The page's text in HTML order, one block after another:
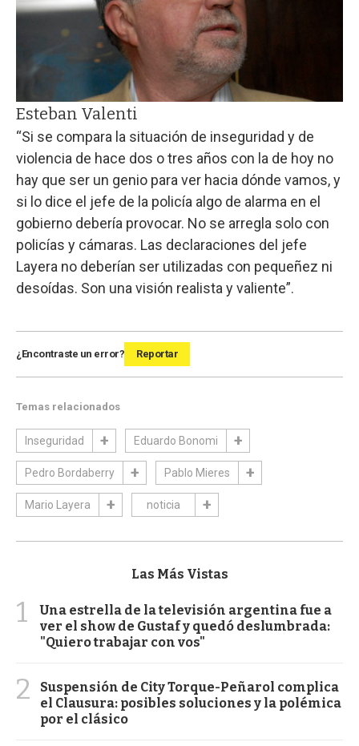
Esteban Valenti
“Si se compara la situación de inseguridad y de
violencia de hace dos o tres años con la de hoy no
hay que ser un genio para ver hacia dónde vamos, y
si lo dice el jefe de la policía algo de alarma en el
gobierno debería provocar. No se arregla solo con
policías y cámaras. Las declaraciones del jefe
Layera no deberían ser utilizadas con pequeñez ni
desoídas. Son una visión realista y valiente”.
¿Encontraste un error? Reportar
Temas relacionados
Inseguridad Eduardo Bonomi
Pedro Bordaberry Pablo Mieres
Mario Layera noticia
Las Más Vistas
1
Una estrella de la televisión argentina fue a
ver el show de Gustaf y quedó deslumbrada:
"Quiero trabajar con vos"
2
Suspensión de City Torque-Peñarol complica
el Clausura: posibles soluciones y la polémica
por el clásico